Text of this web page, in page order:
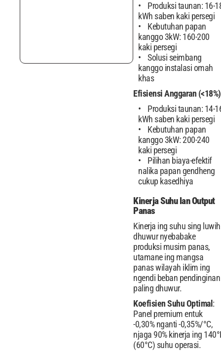
Produksi taunan: 16-
kWh saben kaki persegi
Kebutuhan papan
kanggo 3kW: 160-200
kaki persegi
Solusi seimbang
kanggo instalasi omah
khas
Efisiensi Anggaran (<18%)
Produksi taunan: 14-
kWh saben kaki persegi
Kebutuhan papan
kanggo 3kW: 200-240
kaki persegi
Pilihan biaya-efektif
nalika papan gendheng
cukup kasedhiya
Kinerja Suhu lan Output
Panas
Kinerja ing suhu sing luwih
dhuwur nyebabake
produksi musim panas,
utamane ing mangsa
panas wilayah iklim ing
ngendi beban pendinginan
paling dhuwur.
Koefisien Suhu Optimal :
Panel premium entuk
-0,30% nganti -0,35%/°C,
njaga 90% kinerja ing
(60°C) suhu operasi.